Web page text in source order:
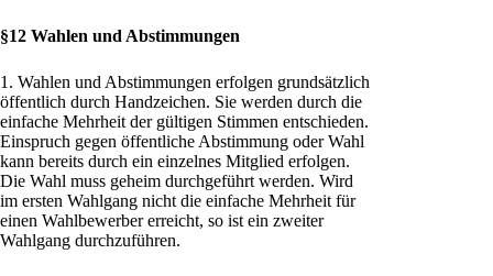
§12 Wahlen und Abstimmungen
1. Wahlen und Abstimmungen erfolgen grundsätzlich
öffentlich durch Handzeichen. Sie werden durch die
einfache Mehrheit der gültigen Stimmen entschieden.
Einspruch gegen öffentliche Abstimmung oder Wahl
kann bereits durch ein einzelnes Mitglied erfolgen.
Die Wahl muss geheim durchgeführt werden. Wird
im ersten Wahlgang nicht die einfache Mehrheit für
einen Wahlbewerber erreicht, so ist ein zweiter
Wahlgang durchzuführen.